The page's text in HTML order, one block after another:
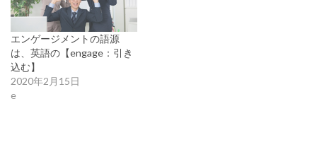
エンゲージメントの語源
は、英語の【engage：引き
込む】
2020年2月15日
e